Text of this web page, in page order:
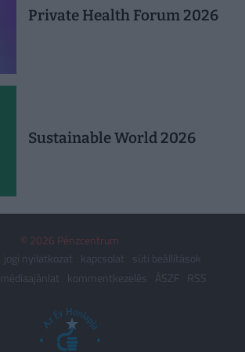
Private Health Forum 2026
Sustainable World 2026
© 2026 Pénzcentrum
jogi nyilatkozat kapcsolat
süti beállítások
médiaajánlat kommentkezelés ÁSZF RSS